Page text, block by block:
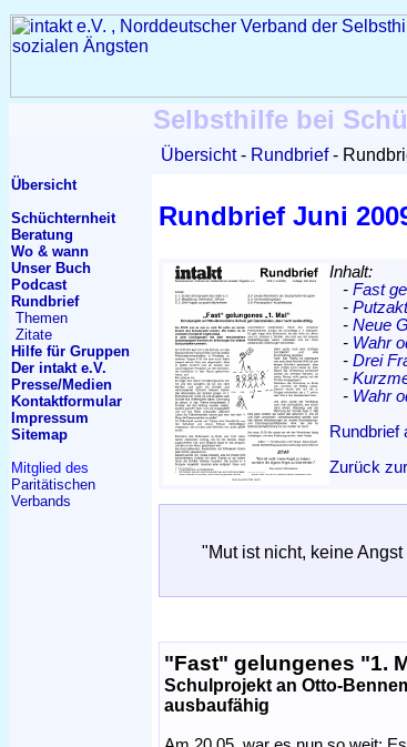
Selbsthilfe bei
Übersicht Rundbrief
Übersicht
Schüchternheit
Beratung
Wo & wann
Unser Buch
Podcast
Rundbrief
Themen
Zitate
Hilfe für Gruppen
Der intakt e.V.
Presse/Medien
Kontaktformular
Impressum
Sitemap
Mitglied des
Paritätischen
Verbands
Rundbrief Juni
Inhalt:
- Fast
-
- Neue
- Wahr
- Drei
-
- Wahr
Rundbrief
Zurück
"Mut ist nicht, keine
"Fast" gelungenes "1.
Schulprojekt an Otto-
ausbaufähig